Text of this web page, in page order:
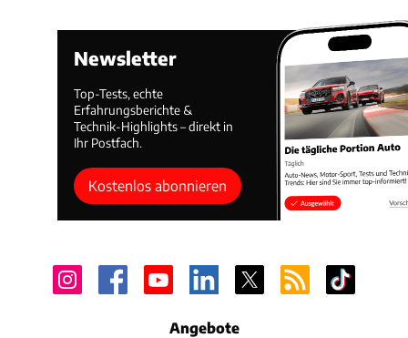
Newsletter
Top-Tests, echte
Erfahrungsberichte &
Technik-Highlights – direkt in
Ihr Postfach.
Kostenlos abonnieren
Angebote